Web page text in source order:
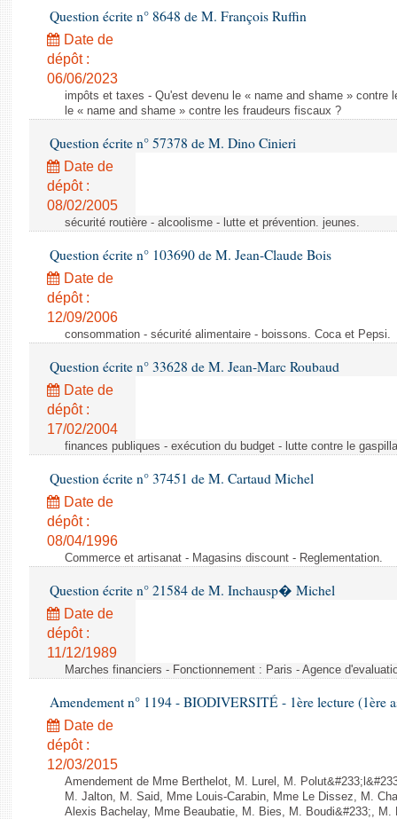
Dossiers législatifs
Budget et sécurité sociale
Questions écrites et orales
Comptes rendus des débats
Question écrite n° 8648 de M. François Ruffin
Date de
dépôt :
06/06/2023
impôts et taxes - Qu'est devenu le « name and shame » contre
le « name and shame » contre les fraudeurs fiscaux ?
Question écrite n° 57378 de M. Dino Cinieri
Date de
dépôt :
08/02/2005
sécurité routière - alcoolisme - lutte et prévention. jeunes.
Question écrite n° 103690 de M. Jean-Claude Bois
Date de
dépôt :
12/09/2006
consommation - sécurité alimentaire - boissons. Coca et Pepsi.
Question écrite n° 33628 de M. Jean-Marc Roubaud
Date de
dépôt :
17/02/2004
finances publiques - exécution du budget - lutte contre le
Question écrite n° 37451 de M. Cartaud Michel
Date de
dépôt :
08/04/1996
Commerce et artisanat - Magasins discount - Reglementation.
Question écrite n° 21584 de M. Inchausp� Michel
Date de
dépôt :
11/12/1989
Marches financiers - Fonctionnement : Paris - Agence
Amendement n° 1194 - BIODIVERSITÉ - 1ère lecture (1ère
Date de
dépôt :
12/03/2015
Amendement de Mme Berthelot, M. Lurel, M.
M. Jalton, M. Said, Mme Louis-Carabin, Mme Le Dissez, M.
Alexis Bachelay, Mme Beaubatie, M. Bies, M. Boudi&#233;,